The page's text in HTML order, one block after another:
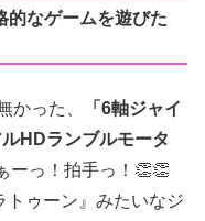
なゲームを遊びた
かった、
「6軸ジャイ
HDランブルモータ
ーっ！拍手っ！👏👏
トゥーン』みたいなジ